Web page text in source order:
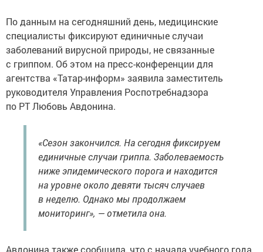
По данным на сегодняшний день, медицинские
специалисты фиксируют единичные случаи
заболеваний вирусной природы, не связанные
с гриппом. Об этом на пресс-конференции для
агентства «Татар-информ» заявила заместитель
руководителя Управления Роспотребнадзора
по РТ Любовь Авдонина.
«Сезон закончился. На сегодня фиксируем
единичные случаи гриппа. Заболеваемость
ниже эпидемического порога и находится
на уровне около девяти тысяч случаев
в неделю. Однако мы продолжаем
мониторинг», — отметила она.
Авдонина также сообщила, что с начала учебного года